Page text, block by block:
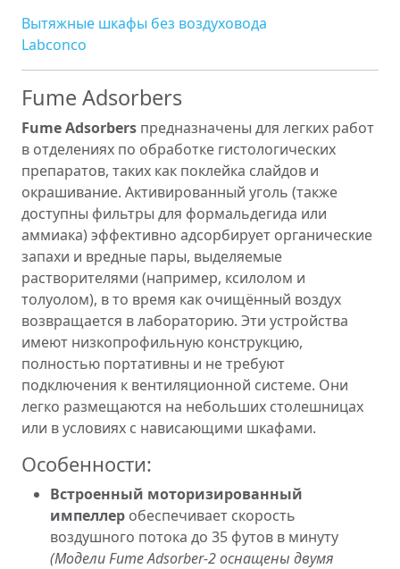
Вытяжные шкафы без воздуховода
Labconco
Fume Adsorbers
Fume Adsorbers предназначены для легких работ
в отделениях по обработке гистологических
препаратов, таких как поклейка слайдов и
окрашивание. Активированный уголь (также
доступны фильтры для формальдегида или
аммиака) эффективно адсорбирует органические
запахи и вредные пары, выделяемые
растворителями (например, ксилолом и
толуолом), в то время как очищённый воздух
возвращается в лабораторию. Эти устройства
имеют низкопрофильную конструкцию,
полностью портативны и не требуют
подключения к вентиляционной системе. Они
легко размещаются на небольших столешницах
или в условиях с нависающими шкафами.
Особенности:
Встроенный моторизированный
импеллер обеспечивает скорость
воздушного потока до 35 футов в минуту
(Модели Fume Adsorber-2 оснащены двумя